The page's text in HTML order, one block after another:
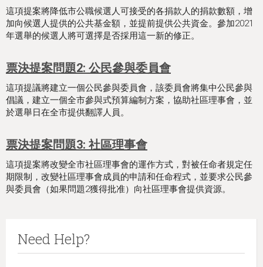
這項提案將降低市公職候選人可接受的各捐款人的捐款數額，增
加向候選人提供的公共基金額，並提前提供公共資金。參加2021
年選舉的候選人將可選擇是否採用這一新的修正。
票決提案問題2: 公民參與委員會
這項提議將建立一個公民參與委員會，該委員會將集中公民參與
倡議，建立一個全市參與式預算編制方案，協助社區理事會，並
於選舉日在全市提供翻譯人員。
票決提案問題3: 社區理事會
這項提案將改變全市社區理事會的運作方式，對被任命者規定任
期限制，改變社區理事會成員的申請和任命程式，並要求公民參
與委員會（如果問題2獲得批准）向社區理事會提供資源。
Need Help?